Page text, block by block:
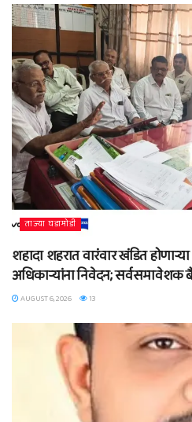
ताज्या घडामोडी
शहादा शहरात वारंवार खंडित
अधिकाऱ्यांना निवेदन; सर्वसमावेशक
AUGUST 6, 2026 13